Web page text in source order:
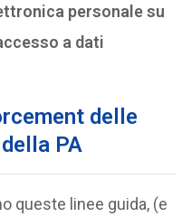
personale su
a dati
delle
PA
queste linee guida, (e